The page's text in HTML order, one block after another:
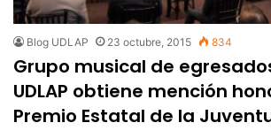
Blog UDLAP 23 octubre, 2015 834
Grupo musical de
UDLAP obtiene mención
Premio Estatal de la